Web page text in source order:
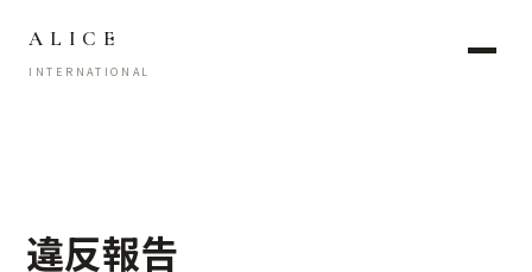
ALICE
INTERNATIONAL
違反報告